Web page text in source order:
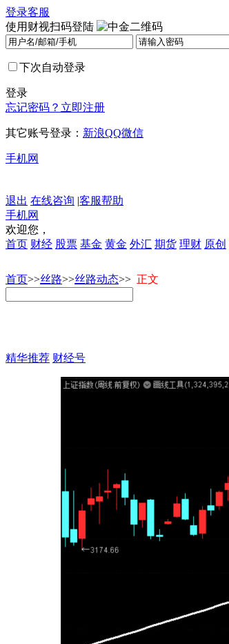
登录客服
使用财视扫码登陆
下次自动登录
登录
忘记密码？ 立即注册
其它账号登录： 新浪QQ微信
手机网
退出 在线咨询 |客服帮助
手机网
欢迎您，
首页 财经 股票 基金 黄金 外汇 期货 理财 原创
首页>>丝路>>丝路动态>> 正文
精华推荐 财经号